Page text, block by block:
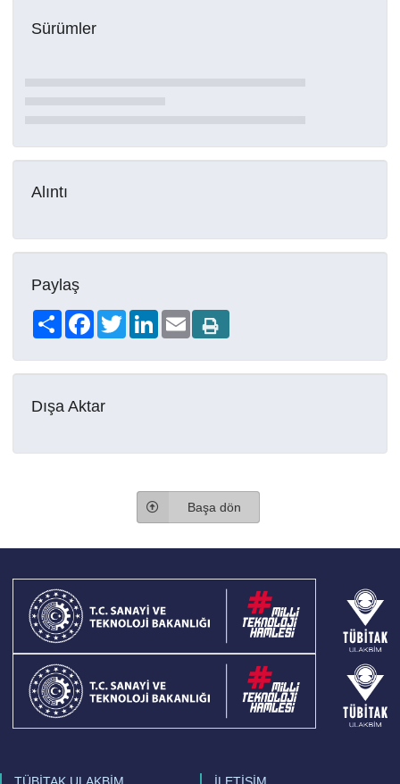
Sürümler
Alıntı
Paylaş
Share FacebookTwitterLinkedIn
Email
Dışa Aktar
Başa dön